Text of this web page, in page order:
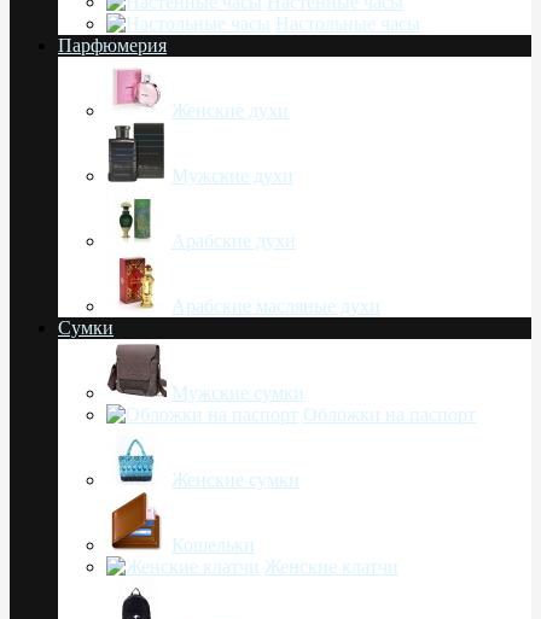
Настольные часы
Парфюмерия
Женские духи
Мужские духи
Арабские духи
Арабские масляные духи
Сумки
Мужские сумки
Обложки на паспорт
Женские сумки
Кошельки
Женские клатчи